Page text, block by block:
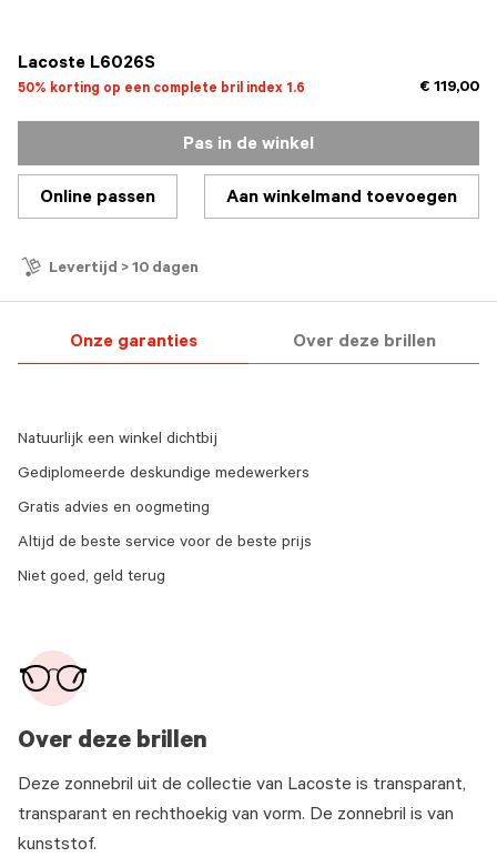
Lacoste L6026S
50% korting op een complete bril index 1.6 € 119,00
Pas in de winkel
Online passen Aan winkelmand toevoegen
Levertijd > 10 dagen
Onze garanties Over deze brillen
Over deze brillen
Deze zonnebril uit de collectie van Lacoste is transparant,
transparant en rechthoekig van vorm. De zonnebril is van
kunststof.
Natuurlijk een winkel dichtbij
Gediplomeerde deskundige medewerkers
Gratis advies en oogmeting
Altijd de beste service voor de beste prijs
Niet goed, geld terug